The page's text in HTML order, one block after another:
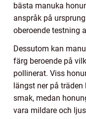
bästa manuka
anspråk på
oberoende testning
Dessutom kan
färg beroende på
pollinerat. Viss
längst ner på
smak, medan
vara mildare och